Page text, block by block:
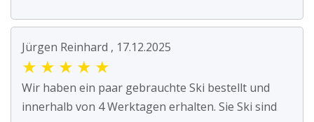
Jürgen Reinhard , 17.12.2025
★ ★ ★ ★ ★
Wir haben ein paar gebrauchte Ski bestellt und
innerhalb von 4 Werktagen erhalten. Sie Ski sind